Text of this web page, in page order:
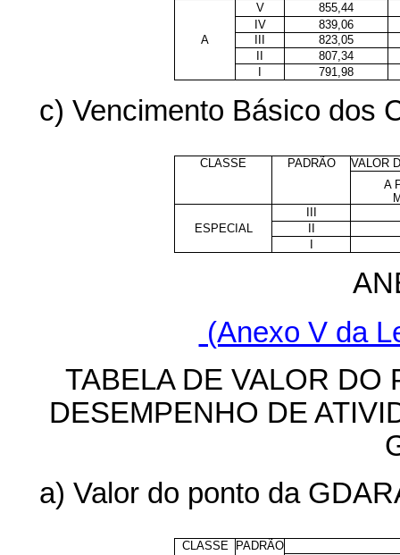
V
855,44
IV
839,06
A
823,05
807,34
791,98
c) Vencimento Básico dos
CLASSE PADRÃO
VALOR
A
ESPECIAL
(Anexo V da
TABELA DE VALOR DO
DESEMPENHO DE
a) Valor do ponto da
CLASSE
PADRÃO